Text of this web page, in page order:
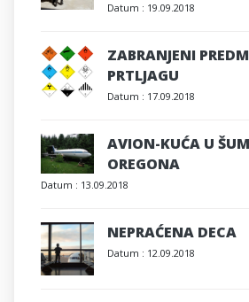
Datum : 19.09.2018
ZABRANJENI
PRTLJAGU
Datum : 17.09.2018
AVION-KUĆA U
OREGONA
Datum : 13.09.2018
NEPRAĆENA DECA
Datum : 12.09.2018